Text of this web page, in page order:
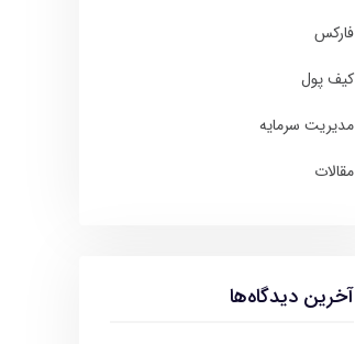
فارکس
کیف پول
مدیریت سرمایه
مقالات
آخرین دیدگاه‌ها